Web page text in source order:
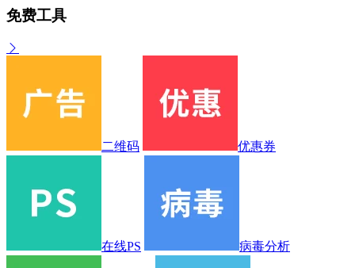
免费工具
二维码 优惠券
在线PS 病毒分析